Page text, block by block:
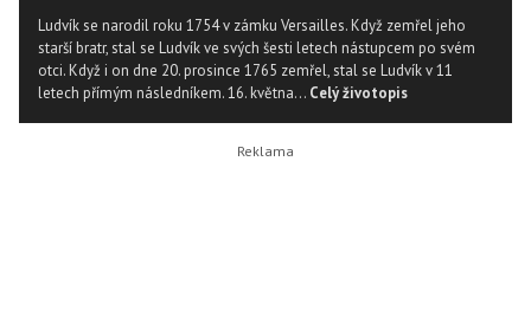
Ludvík se narodil roku 1754 v zámku Versailles. Když zemřel jeho
starší bratr, stal se Ludvík ve svých šesti letech nástupcem po svém
otci. Když i on dne 20. prosince 1765 zemřel, stal se Ludvík v 11
letech přímým následníkem. 16. května... Celý životopis